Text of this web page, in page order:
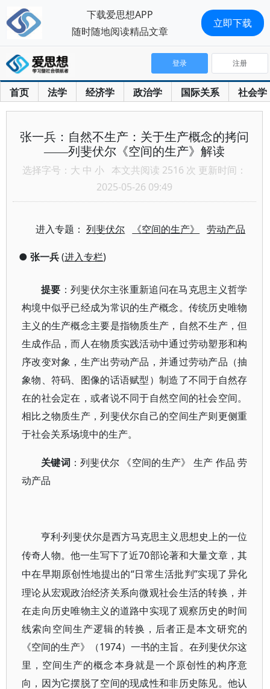
首页 法学 经济学 政治学 国际关系 社会学
登录 注册
张一兵：自然不生产：关于生产概念的拷问
——列斐伏尔《空间的生产》解读
选择字号： 大 中 小 本文共阅读 2516 次 更新时间：
2025-05-26 09:49
进入专题：列斐伏尔 《空间的生产》 劳动产品
● 张一兵(进入专栏)
提要 ： 列斐伏尔主张重新追问在马克思主义哲学
构境中似乎已经成为常识的生产概念。传统历史唯物
主义的生产概念主要是指物质生产，自然不生产，但
生成作品，而人在物质实践活动中通过劳动塑形和构
序改变对象，生产出劳动产品，并通过劳动产品（抽
象物、符码、图像的话语赋型）制造了不同于自然存
在的社会定在，或者说不同于自然空间的社会空间。
相比之物质生产，列斐伏尔自己的空间生产则更侧重
于社会关系场境中的生产。
关键词 ：列斐伏尔 《空间的生产》 生产 作品 劳
动产品
亨利 ·列斐伏尔是西方马克思主义思想史上的一位
传奇人物。他一生写下了近70部论著和大量文章，其
中在早期原创性地提出的“日常生活批判”实现了异化
理论从宏观政治经济关系向微观社会生活的转换，并
在走向历史唯物主义的道路中实现了观察历史的时间
线索向空间生产逻辑的转换，后者正是本文研究的
《空间的生产》（1974）一书的主旨。在列斐伏尔这
里，空间生产的概念本身就是一个原创性的构序意
向，因为它摆脱了空间的现成性和非历史陈见。他认
下载爱思想APP
随时随地阅读精品文章
立即下载